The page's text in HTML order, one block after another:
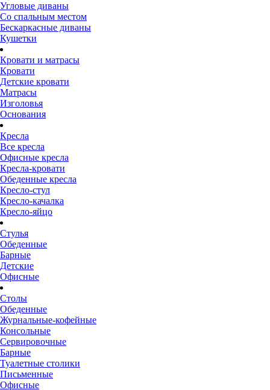
Угловые диваны
Со спальным местом
Бескаркасные диваны
Кушетки
Кровати и матрасы
Кровати
Детские кровати
Матрасы
Изголовья
Основания
Кресла
Все кресла
Офисные кресла
Кресла-кровати
Обеденные кресла
Кресло-стул
Кресло-качалка
Кресло-яйцо
Стулья
Обеденные
Барные
Детские
Офисные
Столы
Обеденные
Журнальные-кофейные
Консольные
Сервировочные
Барные
Туалетные столики
Письменные
Офисные